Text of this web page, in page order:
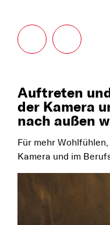
Auftreten
der Kamera
nach außen
Für mehr
Kamera und im